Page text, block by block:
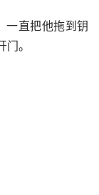
一直把他拖到钥
。